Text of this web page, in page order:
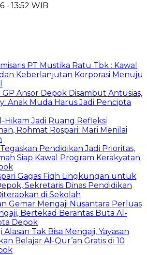
- 13:52 WIB
PT Mustika Ratu Tbk : Kawal
Keberlanjutan Korporasi Menuju
Ansor Depok Disambut Antusias,
Anak Muda Harus Jadi Pencipta
Hikam Jadi Ruang Refleksi
Rohmat Rospari: Mari Menilai
Pendidikan Jadi Prioritas,
Siap Kawal Program Kerakyatan
Gagas Fiqh Lingkungan untuk
Sekretaris Dinas Pendidikan
di Sekolah
Gemar Mengaji Nusantara Perluas
Bertekad Berantas Buta Al-
Depok
Alasan Tak Bisa Mengaji, Yayasan
Belajar Al-Qur’an Gratis di 10